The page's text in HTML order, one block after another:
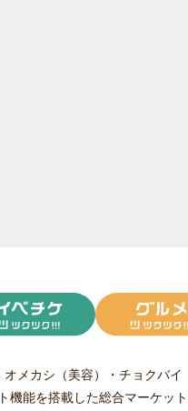
オメカシ（美容） ・ チョクバイ
機能を搭載した総合マーケッ